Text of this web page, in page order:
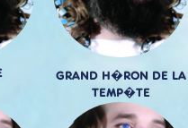
GRAND H�RON DE LA
TEMP�TE